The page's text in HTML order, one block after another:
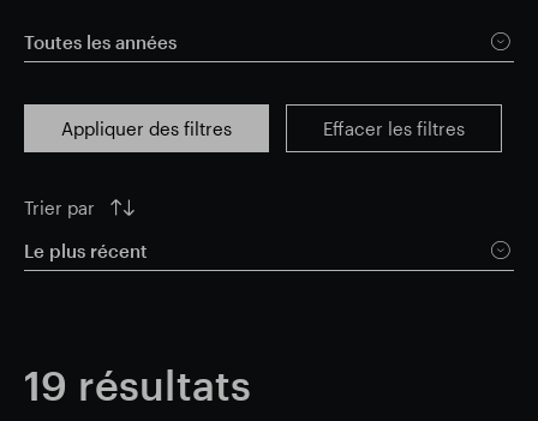
Parc intelligent
Toutes les années
Appliquer des filtres Effacer les filtres
Trier par
Le plus récent
19 résultats